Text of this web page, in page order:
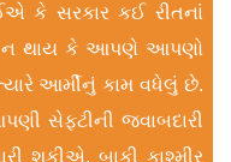
કે સરકાર કઈ રીતનાં
ન થાય કે આપણે આપણો
આર્મીનું કામ વધેલું છે.
સેફ્ટીની જવાબદારી
શકીએ. બાકી કાશ્મીર